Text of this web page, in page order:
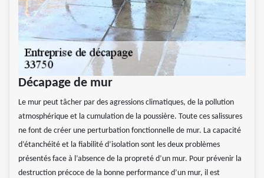
Décapage de mur
Le mur peut tâcher par des agressions climatiques, de la pollution
atmosphérique et la cumulation de la poussière. Toute ces salissures
ne font de créer une perturbation fonctionnelle de mur. La capacité
d’étanchéité et la fiabilité d’isolation sont les deux problèmes
présentés face à l’absence de la propreté d’un mur. Pour prévenir la
destruction précoce de la bonne performance d’un mur, il est